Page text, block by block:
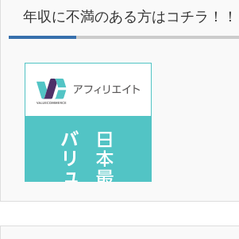
年収に不満のある方はコチラ！！